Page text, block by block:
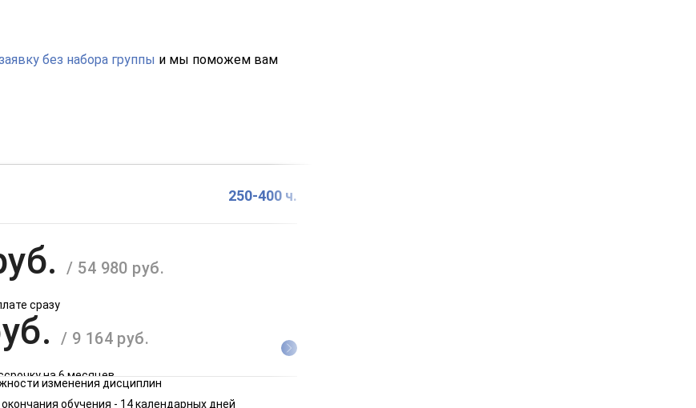
без набора группы и мы поможем вам
250-400 ч.
/ 54 980 руб.
сразу
/ 9 164 руб.
на 6 месяцев
изменения дисциплин
обучения - 14 календарных дней